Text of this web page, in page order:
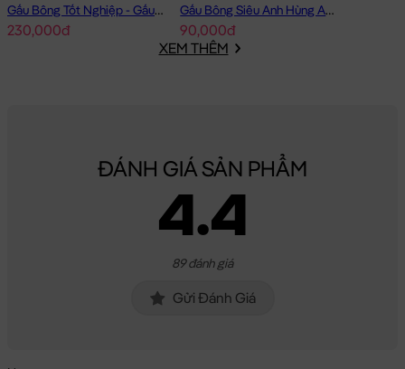
Gấu Bông Tốt Nghiệp - Gấu Teddy tốt nghiệp lông xù màu Vàng
230,000đ
Gấu Bông Siêu Anh Hùng Avenger Nhí
90,000đ
XEM THÊM
ĐÁNH GIÁ SẢN PHẨM
4.4
89 đánh giá
Gửi Đánh Giá